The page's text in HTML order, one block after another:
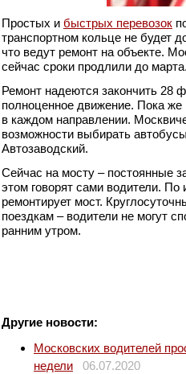
Простых и быстрых перевозок
транспортном кольце не будет
что ведут ремонт на объекте.
сейчас сроки продлили до
Ремонт надеются закончить 28
полноценное движение. Пока
в каждом направлении.
возможности выбирать
Автозаводский.
Сейчас на мосту – постоянные
этом говорят сами водители.
ремонтирует мост.
поездкам – водители не могут
ранним утром.
Другие новости:
Московских водителей
недели
06.07.2020